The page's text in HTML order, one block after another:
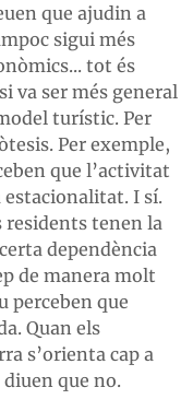
que ajudin a
sigui més
tot és
va ser més general
turístic. Per
Per exemple,
que l’activitat
I sí.
residents tenen la
dependència
de manera molt
perceben que
Quan els
s’orienta cap a
que no.